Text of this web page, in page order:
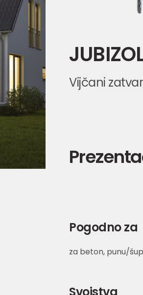
Vijčani
Pogodno za
za beton, punu/